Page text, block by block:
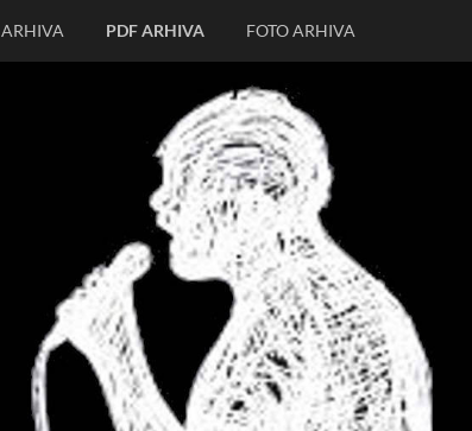
PDF ARHIVA FOTO ARHIVA